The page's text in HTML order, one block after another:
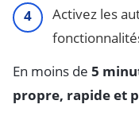
Activez les
En moins de 5
propre, rapide et